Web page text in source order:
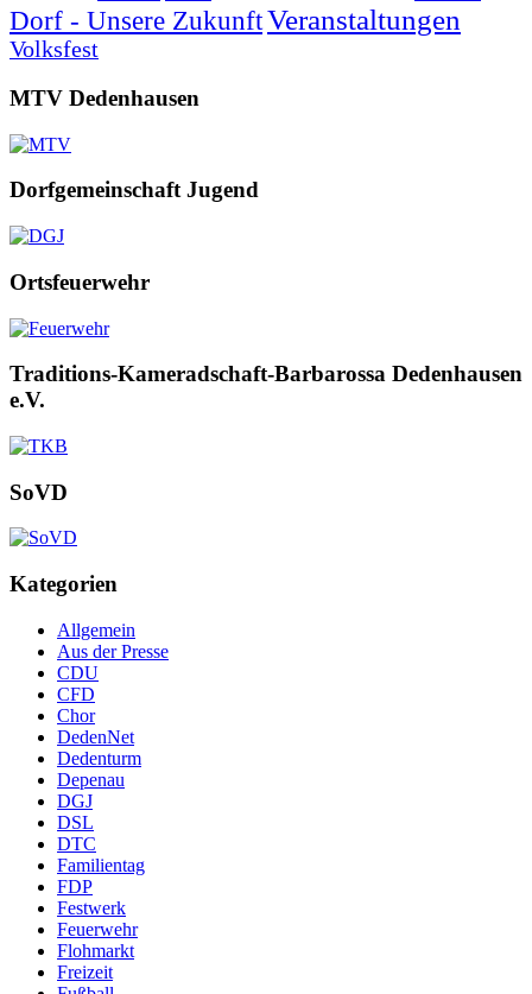
Dorf - Unsere ZukunftVeranstaltungen
Volksfest
MTV Dedenhausen
Dorfgemeinschaft Jugend
Ortsfeuerwehr
Traditions-Kameradschaft-Barbarossa Dedenhausen
e.V.
SoVD
Kategorien
Allgemein
Aus der Presse
CDU
CFD
Chor
DedenNet
Dedenturm
Depenau
DGJ
DSL
DTC
Familientag
FDP
Festwerk
Feuerwehr
Flohmarkt
Freizeit